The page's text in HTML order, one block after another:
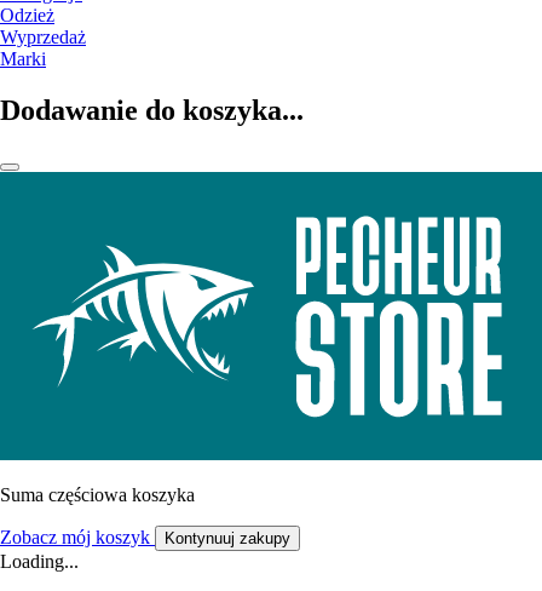
Odzież
Wyprzedaż
Marki
Dodawanie do koszyka...
Suma częściowa koszyka
Zobacz mój koszyk Kontynuuj zakupy
Loading...